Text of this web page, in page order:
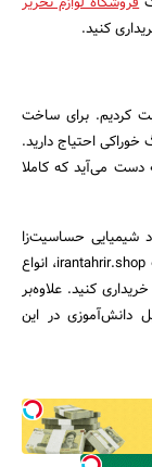
کنید.
کردیم. برای ساخت
احتیاج دارید.
دست می‌آید که کاملا
شیمیایی حساسیت‌زا
استفاده نمی‌شود؛ بنابراین می‌توانید با سر زدن به سایت irantahrir.shop، انواع
کنید. علاوه‌بر
دانش‌آموزی در این